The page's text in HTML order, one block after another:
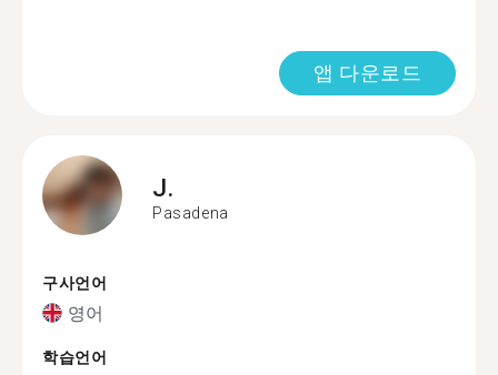
앱 다운로드
J.
Pasadena
구사언어
영어
학습언어